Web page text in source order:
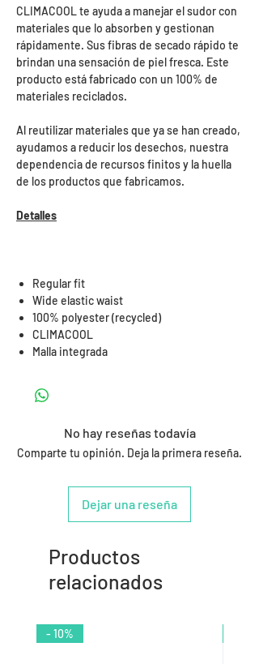
CLIMACOOL te ayuda a manejar el sudor con
materiales que lo absorben y gestionan
rápidamente. Sus fibras de secado rápido te
brindan una sensación de piel fresca. Este
producto está fabricado con un 100% de
materiales reciclados.
Al reutilizar materiales que ya se han creado,
ayudamos a reducir los desechos, nuestra
dependencia de recursos finitos y la huella
de los productos que fabricamos.
Detalles
Regular fit
Wide elastic waist
100% polyester (recycled)
CLIMACOOL
Malla integrada
No hay reseñas todavía
Comparte tu opinión. Deja la primera reseña.
Dejar una reseña
Productos
relacionados
- 10%